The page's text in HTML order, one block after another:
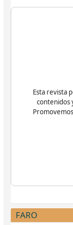
Esta revista
contenidos
FARO